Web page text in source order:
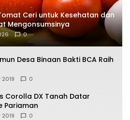
Ceri untuk Kesehatan dan
Mengonsumsinya
0
Desa Binaan Bakti BCA Raih
0
Corolla DX Tanah Datar
Pariaman
0